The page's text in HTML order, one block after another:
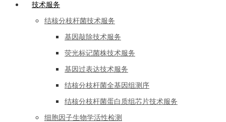
技术服务
结核分枝杆菌技术服务
基因敲除技术服务
荧光标记菌株技术服务
基因过表达技术服务
结核分枝杆菌全基因组测序
结核分枝杆菌蛋白质组芯片技术服务
细胞因子生物学活性检测